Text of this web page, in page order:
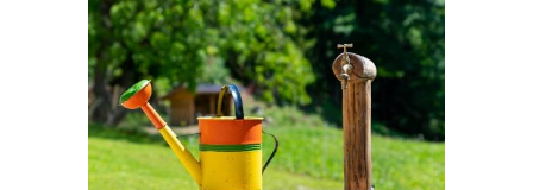
Зерновые культуры Культуры в мире